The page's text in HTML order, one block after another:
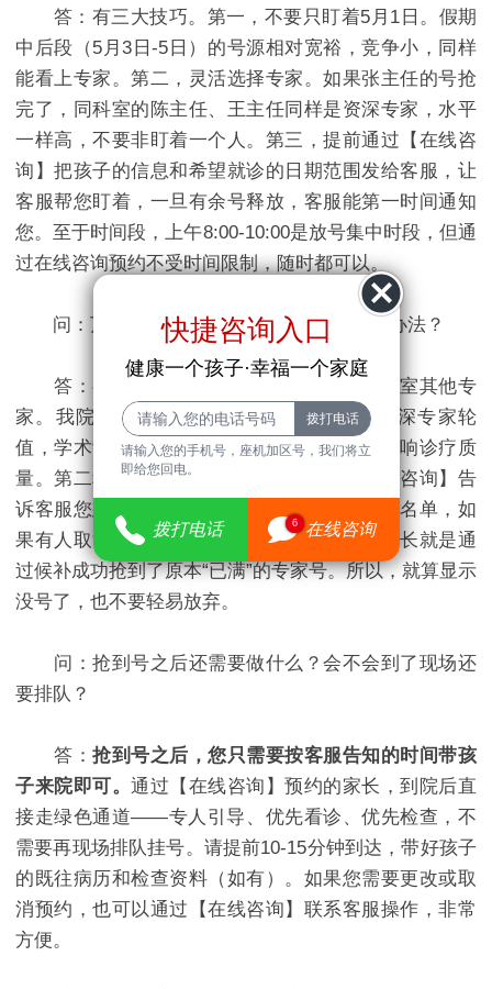
答：有三大技巧。第一，不要只盯着5月1日。假期
中后段（5月3日-5日）的号源相对宽裕，竞争小，同样
能看上专家。第二，灵活选择专家。如果张主任的号抢
完了，同科室的陈主任、王主任同样是资深专家，水平
一样高，不要非盯着一个人。第三，提前通过【在线咨
询】把孩子的信息和希望就诊的日期范围发给客服，让
客服帮您盯着，一旦有余号释放，客服能第一时间通知
您。至于时间段，上午8:00-10:00是放号集中时段，但通
过在线咨询预约不受时间限制，随时都可以。
问：万一想约的专家没号了，有什么补救办法？
答：有两种补救办法。第一种，选择同科室其他专
家。我院生长发育科、神经内科都有多位资深专家轮
值，学术背景和临床经验相当，更换专家不影响诊疗质
量。第二种，申请进入候补名单。通过【在线咨询】告
诉客服您想约哪位专家，客服会将您列入候补名单，如
果有人取消预约，会第一时间通知您。很多家长就是通
过候补成功抢到了原本“已满”的专家号。所以，就算显示
没号了，也不要轻易放弃。
问：抢到号之后还需要做什么？会不会到了现场还
要排队？
答：抢到号之后，您只需要按客服告知的时间带孩
子来院即可。通过【在线咨询】预约的家长，到院后直
接走绿色通道——专人引导、优先看诊、优先检查，不
需要再现场排队挂号。请提前10-15分钟到达，带好孩子
的既往病历和检查资料（如有）。如果您需要更改或取
消预约，也可以通过【在线咨询】联系客服操作，非常
方便。
快捷咨询入口
健康一个孩子·幸福一个家庭
请输入您的手机号，座机加区号，我们将立
即给您回电。
拨打电话 6 在线咨询